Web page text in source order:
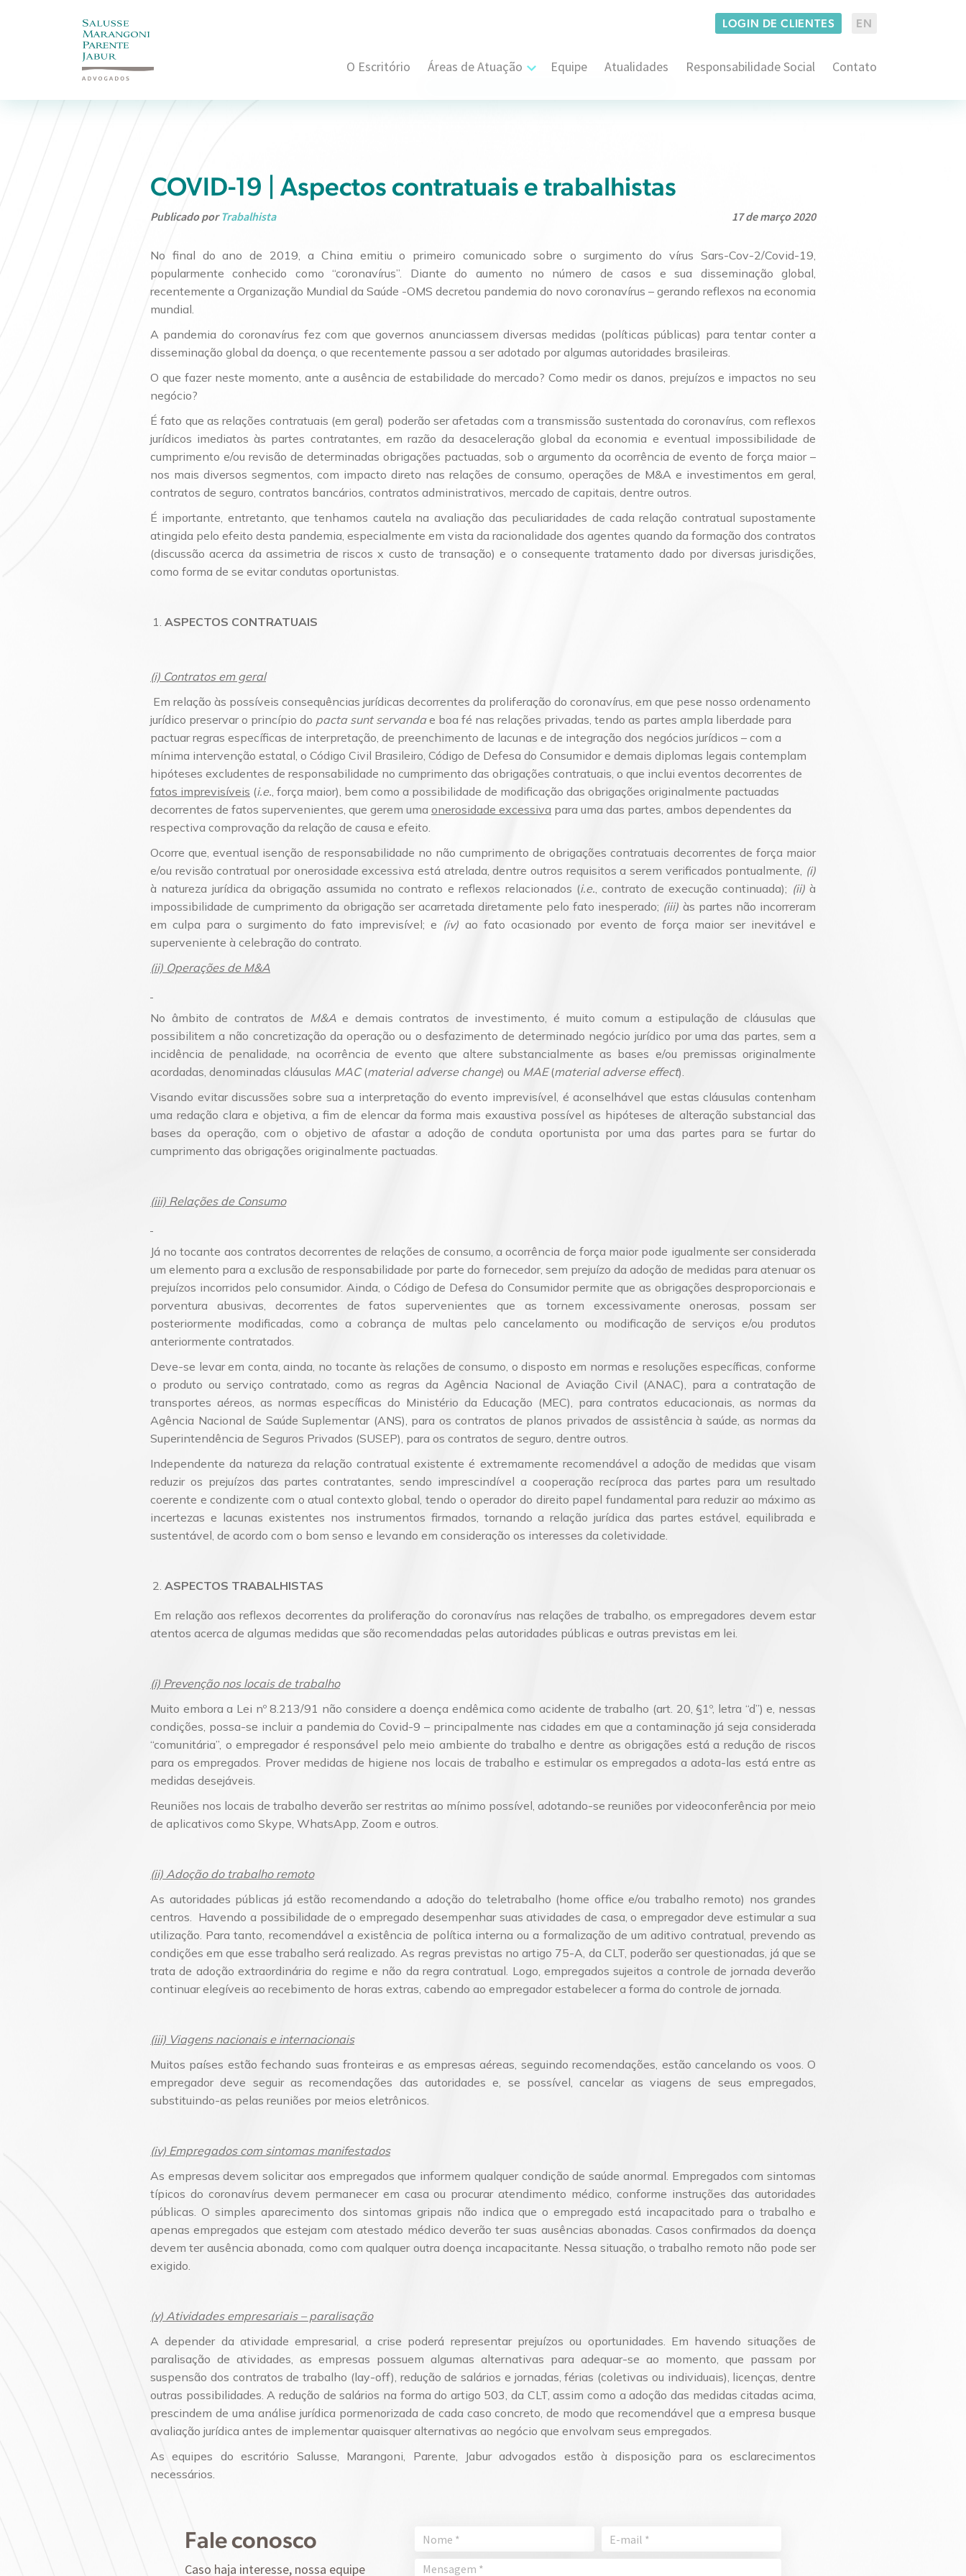
LOGIN DE CLIENTES EN
O Escritório Áreas de Atuação
Cível, Comercial e Consumidor Estratégico
Administrativo e Regulatório
Propriedade Intelectual
Franquias
Proteção de Dados
Pré-Contencioso Cível
Litígios Societários
Operações Societárias e M&A
Trabalhista e Sindical
Consultivo Trabalhista
Direito Previdenciário
Equipe Atualidades Responsabilidade Social Contato
COVID-19 | Aspectos contratuais e trabalhistas
Publicado porTrabalhista 17 de março 2020
No final do ano de 2019, a China emitiu o primeiro comunicado sobre o surgimento do vírus Sars-Cov-2/Covid-19,
popularmente conhecido como “coronavírus”. Diante do aumento no número de casos e sua disseminação global,
recentemente a Organização Mundial da Saúde -OMS decretou pandemia do novo coronavírus – gerando reflexos na economia
mundial.
A pandemia do coronavírus fez com que governos anunciassem diversas medidas (políticas públicas) para tentar conter a
disseminação global da doença, o que recentemente passou a ser adotado por algumas autoridades brasileiras.
O que fazer neste momento, ante a ausência de estabilidade do mercado? Como medir os danos, prejuízos e impactos no seu
negócio?
É fato que as relações contratuais (em geral) poderão ser afetadas com a transmissão sustentada do coronavírus, com reflexos
jurídicos imediatos às partes contratantes, em razão da desaceleração global da economia e eventual impossibilidade de
cumprimento e/ou revisão de determinadas obrigações pactuadas, sob o argumento da ocorrência de evento de força maior –
nos mais diversos segmentos, com impacto direto nas relações de consumo, operações de M&A e investimentos em geral,
contratos de seguro, contratos bancários, contratos administrativos, mercado de capitais, dentre outros.
É importante, entretanto, que tenhamos cautela na avaliação das peculiaridades de cada relação contratual supostamente
atingida pelo efeito desta pandemia, especialmente em vista da racionalidade dos agentes quando da formação dos contratos
(discussão acerca da assimetria de riscos x custo de transação) e o consequente tratamento dado por diversas jurisdições,
como forma de se evitar condutas oportunistas.
ASPECTOS CONTRATUAIS
(i) Contratos em geral
Em relação às possíveis consequências jurídicas decorrentes da proliferação do coronavírus, em que pese nosso ordenamento
jurídico preservar o princípio do pacta sunt servandae boa fé nas relações privadas, tendo as partes ampla liberdade para
pactuar regras específicas de interpretação, de preenchimento de lacunas e de integração dos negócios jurídicos – com a
mínima intervenção estatal, o Código Civil Brasileiro, Código de Defesa do Consumidor e demais diplomas legais contemplam
hipóteses excludentes de responsabilidade no cumprimento das obrigações contratuais, o que inclui eventos decorrentes de
fatos imprevisíveis (i.e., força maior), bem como a possibilidade de modificação das obrigações originalmente pactuadas
decorrentes de fatos supervenientes, que gerem uma onerosidade excessiva para uma das partes, ambos dependentes da
respectiva comprovação da relação de causa e efeito.
Ocorre que, eventual isenção de responsabilidade no não cumprimento de obrigações contratuais decorrentes de força maior
e/ou revisão contratual por onerosidade excessiva está atrelada, dentre outros requisitos a serem verificados pontualmente, (i)
à natureza jurídica da obrigação assumida no contrato e reflexos relacionados (i.e., contrato de execução continuada); (ii)à
impossibilidade de cumprimento da obrigação ser acarretada diretamente pelo fato inesperado; (iii) às partes não incorreram
em culpa para o surgimento do fato imprevisível; e (iv) ao fato ocasionado por evento de força maior ser inevitável e
superveniente à celebração do contrato.
(ii) Operações de M&A
No âmbito de contratos de M&Ae demais contratos de investimento, é muito comum a estipulação de cláusulas que
possibilitem a não concretização da operação ou o desfazimento de determinado negócio jurídico por uma das partes, sem a
incidência de penalidade, na ocorrência de evento que altere substancialmente as bases e/ou premissas originalmente
acordadas, denominadas cláusulas MAC(material adverse change) ou MAE(material adverse effect).
Visando evitar discussões sobre sua a interpretação do evento imprevisível, é aconselhável que estas cláusulas contenham
uma redação clara e objetiva, a fim de elencar da forma mais exaustiva possível as hipóteses de alteração substancial das
bases da operação, com o objetivo de afastar a adoção de conduta oportunista por uma das partes para se furtar do
cumprimento das obrigações originalmente pactuadas.
(iii) Relações de Consumo
Já no tocante aos contratos decorrentes de relações de consumo, a ocorrência de força maior pode igualmente ser considerada
um elemento para a exclusão de responsabilidade por parte do fornecedor, sem prejuízo da adoção de medidas para atenuar os
prejuízos incorridos pelo consumidor. Ainda, o Código de Defesa do Consumidor permite que as obrigações desproporcionais e
porventura abusivas, decorrentes de fatos supervenientes que as tornem excessivamente onerosas, possam ser
posteriormente modificadas, como a cobrança de multas pelo cancelamento ou modificação de serviços e/ou produtos
anteriormente contratados.
Deve-se levar em conta, ainda, no tocante às relações de consumo, o disposto em normas e resoluções específicas, conforme
o produto ou serviço contratado, como as regras da Agência Nacional de Aviação Civil (ANAC), para a contratação de
transportes aéreos, as normas específicas do Ministério da Educação (MEC), para contratos educacionais, as normas da
Agência Nacional de Saúde Suplementar (ANS), para os contratos de planos privados de assistência à saúde, as normas da
Superintendência de Seguros Privados (SUSEP), para os contratos de seguro, dentre outros.
Independente da natureza da relação contratual existente é extremamente recomendável a adoção de medidas que visam
reduzir os prejuízos das partes contratantes, sendo imprescindível a cooperação recíproca das partes para um resultado
coerente e condizente com o atual contexto global, tendo o operador do direito papel fundamental para reduzir ao máximo as
incertezas e lacunas existentes nos instrumentos firmados, tornando a relação jurídica das partes estável, equilibrada e
sustentável, de acordo com o bom senso e levando em consideração os interesses da coletividade.
ASPECTOS TRABALHISTAS
Em relação aos reflexos decorrentes da proliferação do coronavírus nas relações de trabalho, os empregadores devem estar
atentos acerca de algumas medidas que são recomendadas pelas autoridades públicas e outras previstas em lei.
(i) Prevenção nos locais de trabalho
Muito embora a Lei nº 8.213/91 não considere a doença endêmica como acidente de trabalho (art. 20, §1º, letra “d”) e, nessas
condições, possa-se incluir a pandemia do Covid-9 – principalmente nas cidades em que a contaminação já seja considerada
“comunitária”, o empregador é responsável pelo meio ambiente do trabalho e dentre as obrigações está a redução de riscos
para os empregados. Prover medidas de higiene nos locais de trabalho e estimular os empregados a adota-las está entre as
medidas desejáveis.
Reuniões nos locais de trabalho deverão ser restritas ao mínimo possível, adotando-se reuniões por videoconferência por meio
de aplicativos como Skype, WhatsApp, Zoom e outros.
(ii) Adoção do trabalho remoto
As autoridades públicas já estão recomendando a adoção do teletrabalho (home office e/ou trabalho remoto) nos grandes
centros. Havendo a possibilidade de o empregado desempenhar suas atividades de casa, o empregador deve estimular a sua
utilização. Para tanto, recomendável a existência de política interna ou a formalização de um aditivo contratual, prevendo as
condições em que esse trabalho será realizado. As regras previstas no artigo 75-A, da CLT, poderão ser questionadas, já que se
trata de adoção extraordinária do regime e não da regra contratual. Logo, empregados sujeitos a controle de jornada deverão
continuar elegíveis ao recebimento de horas extras, cabendo ao empregador estabelecer a forma do controle de jornada.
(iii) Viagens nacionais e internacionais
Muitos países estão fechando suas fronteiras e as empresas aéreas, seguindo recomendações, estão cancelando os voos. O
empregador deve seguir as recomendações das autoridades e, se possível, cancelar as viagens de seus empregados,
substituindo-as pelas reuniões por meios eletrônicos.
(iv) Empregados com sintomas manifestados
As empresas devem solicitar aos empregados que informem qualquer condição de saúde anormal. Empregados com sintomas
típicos do coronavírus devem permanecer em casa ou procurar atendimento médico, conforme instruções das autoridades
públicas. O simples aparecimento dos sintomas gripais não indica que o empregado está incapacitado para o trabalho e
apenas empregados que estejam com atestado médico deverão ter suas ausências abonadas. Casos confirmados da doença
devem ter ausência abonada, como com qualquer outra doença incapacitante. Nessa situação, o trabalho remoto não pode ser
exigido.
(v) Atividades empresariais – paralisação
A depender da atividade empresarial, a crise poderá representar prejuízos ou oportunidades. Em havendo situações de
paralisação de atividades, as empresas possuem algumas alternativas para adequar-se ao momento, que passam por
suspensão dos contratos de trabalho (lay-off), redução de salários e jornadas, férias (coletivas ou individuais), licenças, dentre
outras possibilidades. A redução de salários na forma do artigo 503, da CLT, assim como a adoção das medidas citadas acima,
prescindem de uma análise jurídica pormenorizada de cada caso concreto, de modo que recomendável que a empresa busque
avaliação jurídica antes de implementar quaisquer alternativas ao negócio que envolvam seus empregados.
As equipes do escritório Salusse, Marangoni, Parente, Jabur advogados estão à disposição para os esclarecimentos
necessários.
Fale conosco
Caso haja interesse, nossa equipe